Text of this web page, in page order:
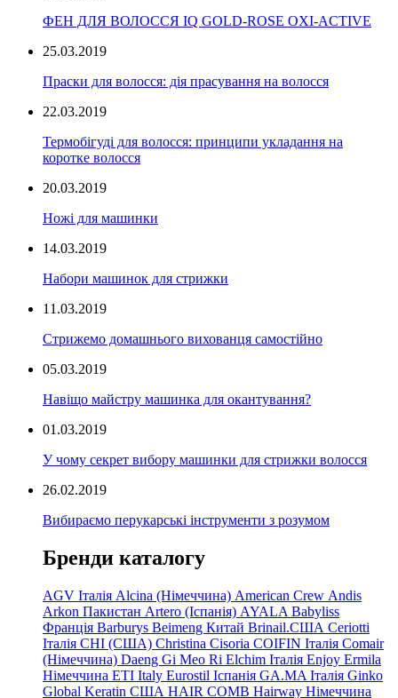
ФЕН ДЛЯ ВОЛОССЯ IQ GOLD-ROSE OXI-ACTIVE
25.03.2019
Праски для волосся: дія прасування на волосся
22.03.2019
Термобігуді для волосся: принципи укладання на
коротке волосся
20.03.2019
Ножі для машинки
14.03.2019
Набори машинок для стрижки
11.03.2019
Стрижемо домашнього вихованця самостійно
05.03.2019
Навіщо майстру машинка для окантування?
01.03.2019
У чому секрет вибору машинки для стрижки волосся
26.02.2019
Вибираємо перукарські інструменти з розумом
Бренди каталогу
AGV Італія Alcina (Німеччина) American Crew Andis
Arkon Пакистан Artero (Іспанія) AYALA Babyliss
Франція Barburys Beimeng Китай Brinail.США Ceriotti
Італія CHI (США) Christina Cisoria COIFIN Італія Comair
(Німеччина) Daeng Gi Meo Ri Elchim Італія Enjoy Ermila
Німеччина ETI Italy Eurostil Іспанія GA.MA Італія Ginko
Global Keratin США HAIR COMB Hairway Німеччина